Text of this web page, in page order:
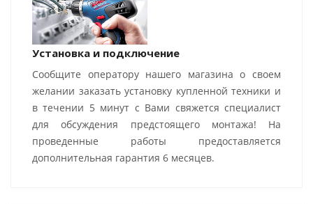
Установка и подключение
Сообщите оператору нашего магазина о своем
желании заказать установку купленной техники и
в течении 5 минут с Вами свяжется специалист
для обсуждения предстоящего монтажа! На
проведенные работы предоставляется
дополнительная гарантия 6 месяцев.